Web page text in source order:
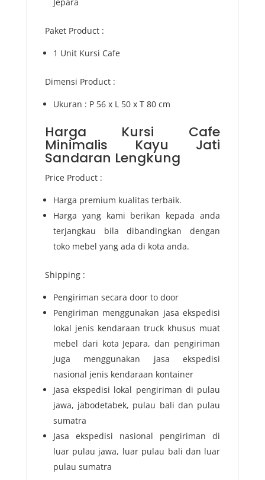
Paket Product :
1 Unit Kursi Cafe
Dimensi Product :
Ukuran : P 56 x L 50 x T 80 cm
Harga Kursi Cafe
Minimalis Kayu Jati
Sandaran Lengkung
Price Product :
Harga premium kualitas terbaik.
Harga yang kami berikan kepada anda
terjangkau bila dibandingkan dengan
toko mebel yang ada di kota anda.
Shipping :
Pengiriman secara door to door
Pengiriman menggunakan jasa ekspedisi
lokal jenis kendaraan truck khusus muat
mebel dari kota Jepara, dan pengiriman
juga menggunakan jasa ekspedisi
nasional jenis kendaraan kontainer
Jasa ekspedisi lokal pengiriman di pulau
jawa, jabodetabek, pulau bali dan pulau
sumatra
Jasa ekspedisi nasional pengiriman di
luar pulau jawa, luar pulau bali dan luar
pulau sumatra